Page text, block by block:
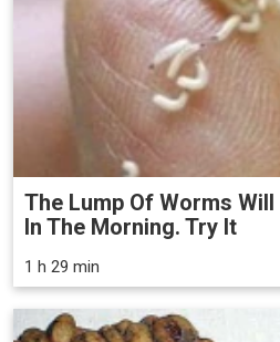
The Lump Of Worms
In The Morning. Try It
1 h 29 min